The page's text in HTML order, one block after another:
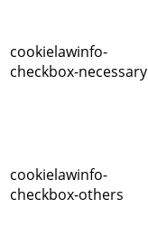
cookielawinfo-
checkbox-necessary
cookielawinfo-
checkbox-others